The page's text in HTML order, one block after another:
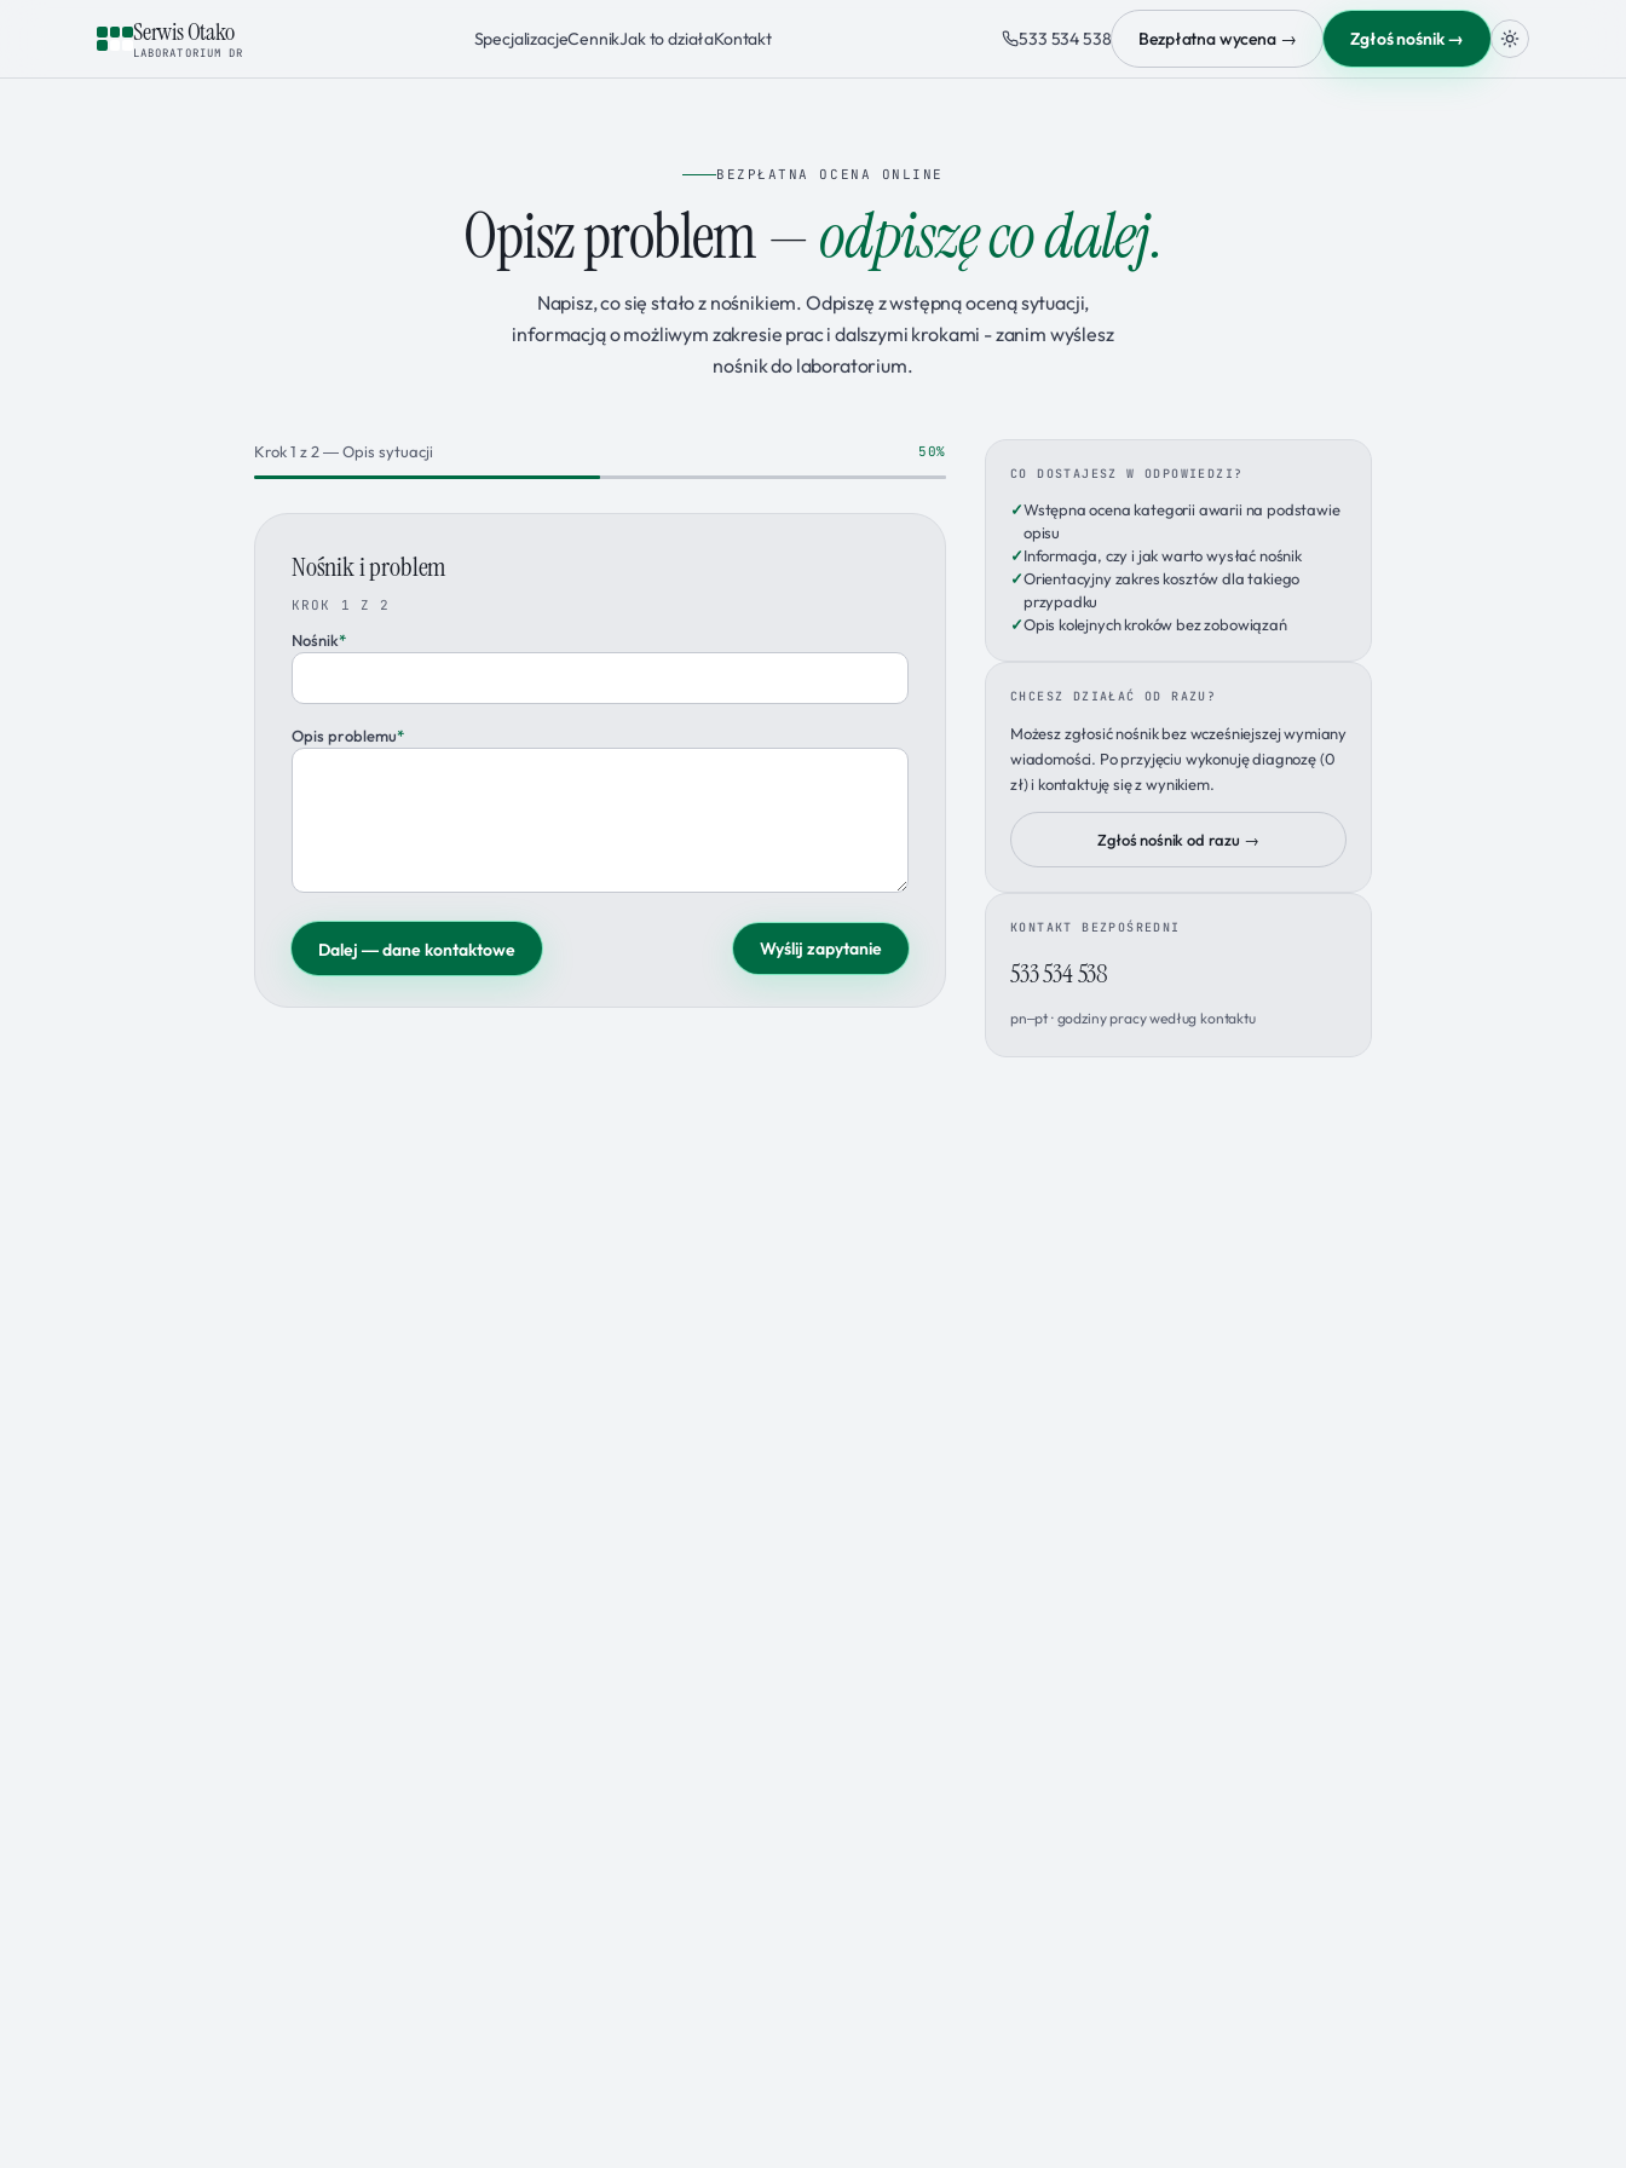
Serwis Otako
LABORATORIUM DR
SpecjalizacjeCennikJak to działaKontakt 533 534 538 Bezpłatna wycena → Zgłoś nośnik →
BEZPŁATNA OCENA ONLINE
Opisz problem —odpiszę co dalej.
Napisz, co się stało z nośnikiem. Odpiszę z wstępną oceną sytuacji,
informacją o możliwym zakresie prac i dalszymi krokami - zanim wyślesz
nośnik do laboratorium.
Krok 1 z 2 — Opis sytuacji 50%
KROK 1 Z 2
Nośnik i problem
Nośnik*
Opis problemu*
Dalej — dane kontaktowe Wyślij zapytanie
CO DOSTAJESZ W ODPOWIEDZI?
Wstępna ocena kategorii awarii na podstawie
opisu
Informacja, czy i jak warto wysłać nośnik
Orientacyjny zakres kosztów dla takiego
przypadku
Opis kolejnych kroków bez zobowiązań
CHCESZ DZIAŁAĆ OD RAZU?
Możesz zgłosić nośnik bez wcześniejszej wymiany
wiadomości. Po przyjęciu wykonuję diagnozę (0
zł) i kontaktuję się z wynikiem.
Zgłoś nośnik od razu →
KONTAKT BEZPOŚREDNI
533 534 538
pn–pt · godziny pracy według kontaktu